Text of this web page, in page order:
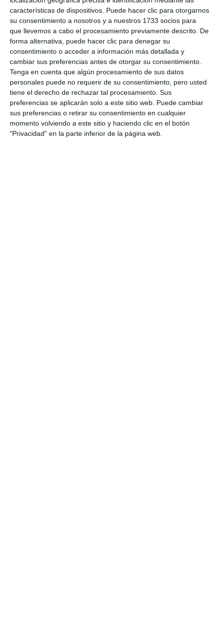
características de dispositivos. Puede hacer clic para otorgarnos
su consentimiento a nosotros y a nuestros 1733 socios para
que llevemos a cabo el procesamiento previamente descrito. De
forma alternativa, puede hacer clic para denegar su
consentimiento o acceder a información más detallada y
cambiar sus preferencias antes de otorgar su consentimiento.
Tenga en cuenta que algún procesamiento de sus datos
personales puede no requerir de su consentimiento, pero usted
tiene el derecho de rechazar tal procesamiento. Sus
preferencias se aplicarán solo a este sitio web. Puede cambiar
sus preferencias o retirar su consentimiento en cualquier
momento volviendo a este sitio y haciendo clic en el botón
"Privacidad" en la parte inferior de la página web.